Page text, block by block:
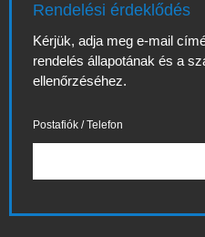
Rendelési érdeklődés
Kérjük, adja meg e-mail
rendelés állapotának és a
ellenőrzéséhez.
Postafiók / Telefon